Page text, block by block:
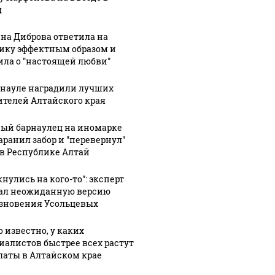
в
Квартиру с
панорамными
окнами с
центр
Барнаула
продают за
24 млн руб.
Фото
Диброва ответила на
эффектным образом и
о "настоящей любви"
наградили лучших
Алтайского края
барнаулец на иномарке
забор и "перевернул"
Республике Алтай
на кого-то": эксперт
неожиданную версию
Усольцевых
известно, у каких
быстрее всех растут
в Алтайском крае